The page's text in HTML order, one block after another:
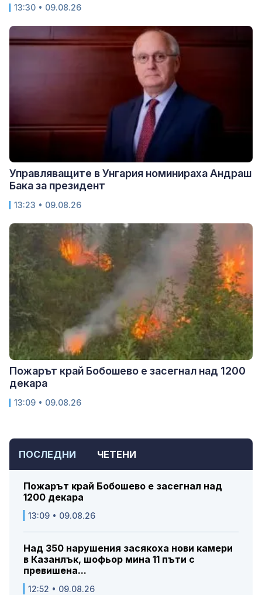
ПОСЛЕДНИ ЧЕТЕНИ
Пожарът край Бобошево е засегнал над
1200 декара
13:09 • 09.08.26
Над 350 нарушения засякоха нови камери
в Казанлък, шофьор мина 11 пъти с
превишена...
12:52 • 09.08.26
13:30 • 09.08.26
Управляващите в Унгария номинираха Андраш
Бака за президент
13:23 • 09.08.26
Пожарът край Бобошево е засегнал над 1200
декара
13:09 • 09.08.26